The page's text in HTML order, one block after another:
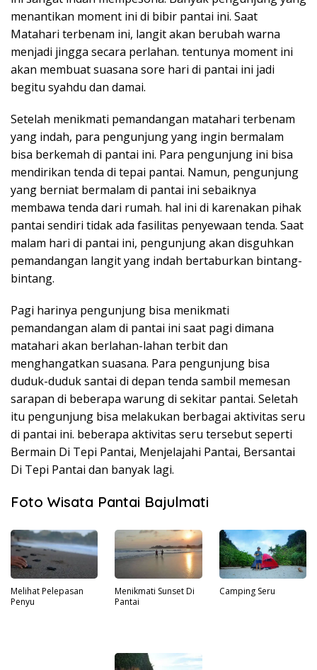
menantikan moment ini di bibir pantai ini. Saat
Matahari terbenam ini, langit akan berubah warna
menjadi jingga secara perlahan. tentunya moment ini
akan membuat suasana sore hari di pantai ini jadi
begitu syahdu dan damai.
Setelah menikmati pemandangan matahari terbenam
yang indah, para pengunjung yang ingin bermalam
bisa berkemah di pantai ini. Para pengunjung ini bisa
mendirikan tenda di tepai pantai. Namun, pengunjung
yang berniat bermalam di pantai ini sebaiknya
membawa tenda dari rumah. hal ini di karenakan pihak
pantai sendiri tidak ada fasilitas penyewaan tenda. Saat
malam hari di pantai ini, pengunjung akan disguhkan
pemandangan langit yang indah bertaburkan bintang-
bintang.
Pagi harinya pengunjung bisa menikmati
pemandangan alam di pantai ini saat pagi dimana
matahari akan berlahan-lahan terbit dan
menghangatkan suasana. Para pengunjung bisa
duduk-duduk santai di depan tenda sambil memesan
sarapan di beberapa warung di sekitar pantai. Seletah
itu pengunjung bisa melakukan berbagai aktivitas seru
di pantai ini. beberapa aktivitas seru tersebut seperti
Bermain Di Tepi Pantai, Menjelajahi Pantai, Bersantai
Di Tepi Pantai dan banyak lagi.
Foto Wisata Pantai Bajulmati
Melihat Pelepasan
Penyu
Menikmati Sunset Di
Pantai
Camping Seru